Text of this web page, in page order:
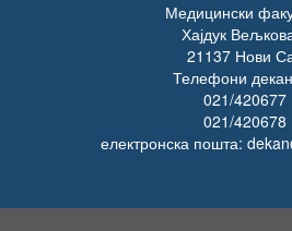
Медицински
Хајдук
21137 Нови
Телефони
021/420677
021/420678
електронска пошта: